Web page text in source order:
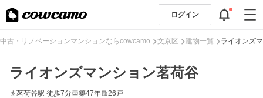
ログイン
中古・リノベーションマンションならcowcamo 文京区 建物一覧 ライオンズ
ライオンズマンション茗荷谷
茗荷谷駅 徒歩7分 築47年 26戸